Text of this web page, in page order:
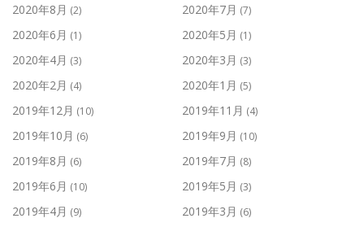
2020年8月 (2) 2020年7月 (7)
2020年6月 (1) 2020年5月 (1)
2020年4月 (3) 2020年3月 (3)
2020年2月 (4) 2020年1月 (5)
2019年12月 (10) 2019年11月 (4)
2019年10月 (6) 2019年9月 (10)
2019年8月 (6) 2019年7月 (8)
2019年6月 (10) 2019年5月 (3)
2019年4月 (9) 2019年3月 (6)